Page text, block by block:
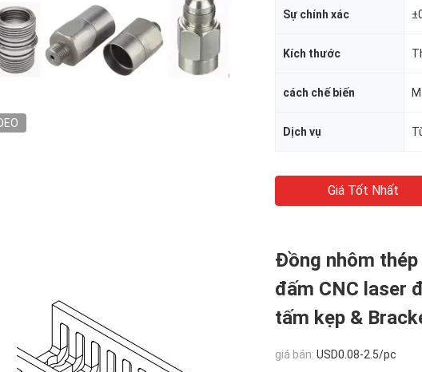
Sự chính xác
Kích thước
cách chế biến
Dịch vụ
Giá Tốt Nhất
Đồng nhôm
đấm CNC laser
tấm kẹp &
giá bán: USD0.08-2.5/pc